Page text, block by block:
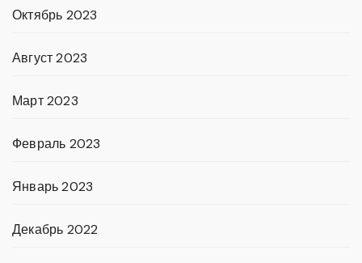
Октябрь 2023
Август 2023
Март 2023
Февраль 2023
Январь 2023
Декабрь 2022